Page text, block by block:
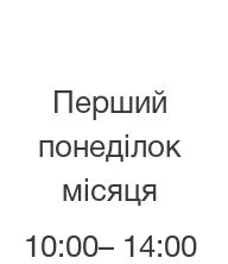
Перший
понеділок
місяця
10:00– 14:00